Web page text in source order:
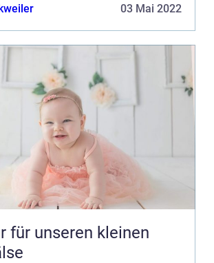
als nur eine Wandbekleidung
03 Mai 2022
für unseren kleinen